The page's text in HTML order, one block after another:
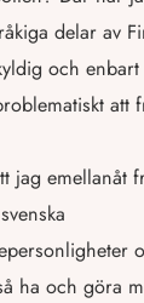
delar av
och
att
jag emellanåt
ha och göra